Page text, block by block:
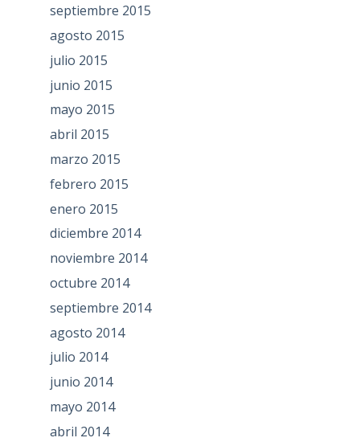
septiembre 2015
agosto 2015
julio 2015
junio 2015
mayo 2015
abril 2015
marzo 2015
febrero 2015
enero 2015
diciembre 2014
noviembre 2014
octubre 2014
septiembre 2014
agosto 2014
julio 2014
junio 2014
mayo 2014
abril 2014